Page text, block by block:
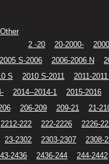
Other
2 -20
20-2000-
2005 S-2006 2006-2006 N
S 2010 S-2011 2011-
2014--2014-1 2015-2016
206-209 209-21 21-
2212-222 222-2226 2226-
23-2302 2303-2307 2308-
2436 2436-244 244-2442